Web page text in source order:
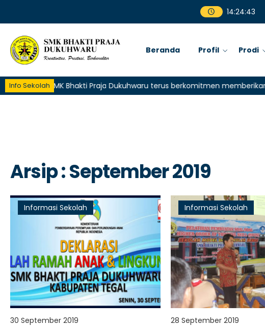
14:24:44
Beranda Profil Prodi
Info Sekolah
SMK Bhakti Praja Dukuhwaru terus berkomitmen memberikan
Arsip : September 2019
Informasi Sekolah
30 September 2019
Informasi Sekolah
28 September 2019